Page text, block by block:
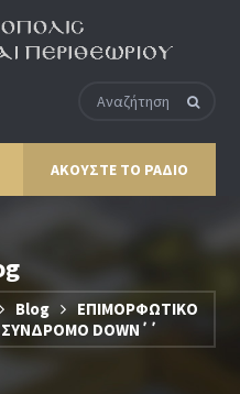
ΑΚΟΥΣΤΕ ΤΟ ΡΑΔΙΟ
Blog
ΕΠΙΜΟΡΦΩΤΙΚΟ
DOWN΄΄